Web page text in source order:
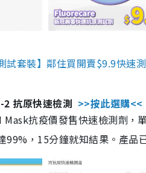
試套裝】鄰住買開賣$9.9快速
2 抗原快速檢測 >>按此選購<<
Mask抗疫價發售快速檢測劑
99%，15分鐘就知結果。產品